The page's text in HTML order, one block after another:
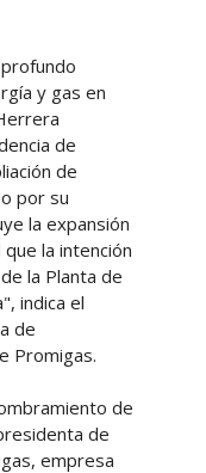
y gas en
de
de
por su
la expansión
la intención
la Planta de
indica el
de
Promigas.
de
de
empresa